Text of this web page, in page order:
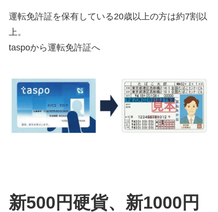
運転免許証を保有している20歳以上の方は約7割以
上。
taspoから運転免許証へ
新500円硬貨、新1000円